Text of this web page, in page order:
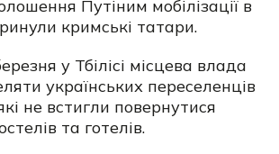
Путіним мобілізації в
кримські татари.
у Тбілісі місцева влада
українських переселенців
не встигли повернутися
та готелів.